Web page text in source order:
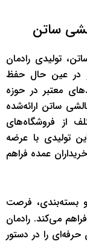
ساتن
تولیدی رادمان
و در عین حال حفظ
معتبر در حوزه
ساتن ارائه‌شده
از فروشگاه‌های
تولیدی با عرضه
عمده فراهم
بسته‌بندی، فرصت
می‌کند. رادمان
را در دستور